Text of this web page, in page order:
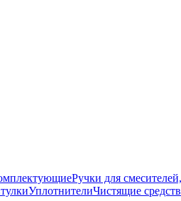
Ручки для
УплотнителиЧистящие